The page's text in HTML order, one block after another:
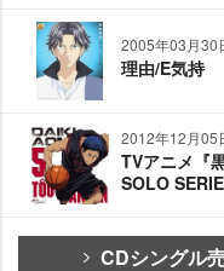
2005年03月30
理由/E気持
2012年12月05
TVアニメ『
SOLO
CDシングル